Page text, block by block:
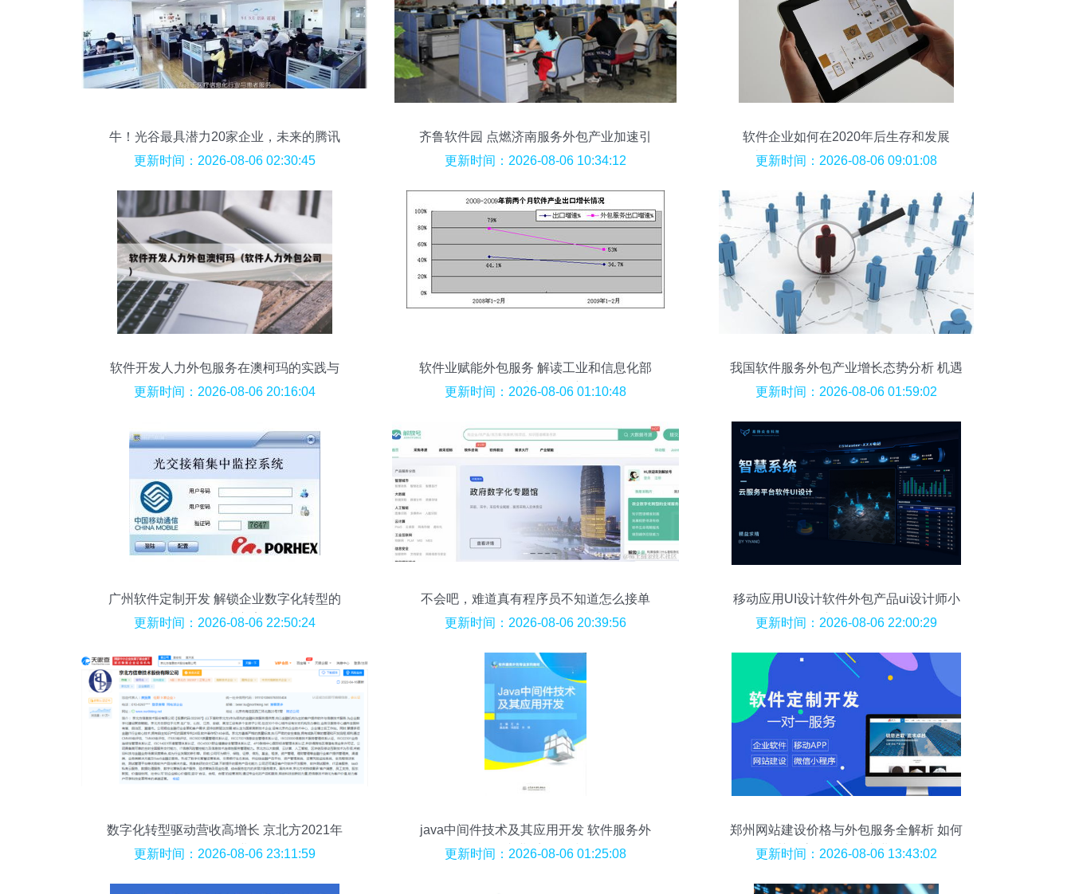
牛！光谷最具潜力20家企业，未来的腾讯
阿里或许就在他们中间！
更新时间：2026-08-06 02:30:45
齐鲁软件园 点燃济南服务外包产业加速引
擎
更新时间：2026-08-06 10:34:12
软件企业如何在2020年后生存和发展
（上）——软件外包服务的挑战与转型
更新时间：2026-08-06 09:01:08
软件开发人力外包服务在澳柯玛的实践与
价值探析
更新时间：2026-08-06 20:16:04
软件业赋能外包服务 解读工业和信息化部
2月用户数据洞察
更新时间：2026-08-06 01:10:48
我国软件服务外包产业增长态势分析 机遇
与挑战
更新时间：2026-08-06 01:59:02
广州软件定制开发 解锁企业数字化转型的
按需解决方案
更新时间：2026-08-06 22:50:24
不会吧，难道真有程序员不知道怎么接单
赚钱？软件外包服务指南
更新时间：2026-08-06 20:39:56
移动应用UI设计软件外包产品ui设计师小
程序APP界面
更新时间：2026-08-06 22:00:29
数字化转型驱动营收高增长 京北方2021年
软件外包服务业务解析
更新时间：2026-08-06 23:11:59
java中间件技术及其应用开发 软件服务外
包专业系列教材
更新时间：2026-08-06 01:25:08
郑州网站建设价格与外包服务全解析 如何
获得高性价比的专业服务
更新时间：2026-08-06 13:43:02